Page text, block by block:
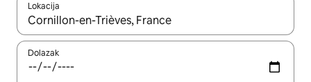
Lokacija
Kada budu dostupni rezultati, moći ćete ih pregledati
Dolazak